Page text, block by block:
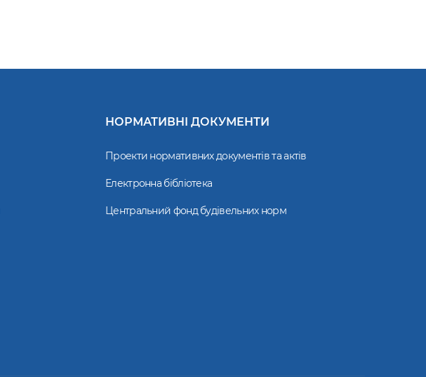
НОРМАТИВНІ ДОКУМЕНТИ
Проекти нормативних документів та актів
Електронна бібліотека
Центральний фонд будівельних норм